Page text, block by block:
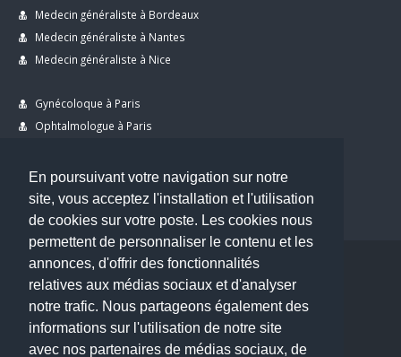
En poursuivant votre navigation sur notre
site, vous acceptez l'installation et l'utilisation
de cookies sur votre poste. Les cookies nous
permettent de personnaliser le contenu et les
annonces, d'offrir des fonctionnalités
relatives aux médias sociaux et d'analyser
notre trafic. Nous partageons également des
informations sur l'utilisation de notre site
avec nos partenaires de médias sociaux, de
Medecin généraliste à Bordeaux
Medecin généraliste à Nantes
Medecin généraliste à Nice
Gynécoloque à Paris
Ophtalmologue à Paris
Dentiste à Paris
Copyright © 2026 . All Rights Reserved.
choisirunmedecin@gmail.com
Nous contacter